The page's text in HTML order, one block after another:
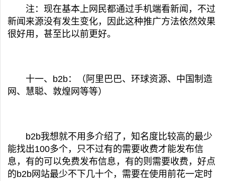
注：现在基本上网民都通过手机端看新闻，不过
新闻来源没有发生变化，因此这种推广方法依然效果
很好用，甚至比以前更好。
十一、b2b：（阿里巴巴、环球资源、中国制造
网、慧聪、敦煌网等等）
b2b我想就不用多介绍了，知名度比较高的最少
能找出100多个，只不过有的需要收费才能发布信
息，有的可以免费发布信息，有的则需要收费，好点
的b2b网站最少不下几十个，需要在使用前花一定时